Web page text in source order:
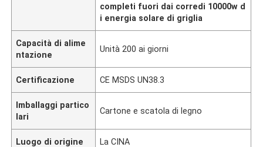
completi fuori dai corredi 10000w d
i energia solare di griglia
Capacità di alime
ntazione
Unità 200 ai giorni
Certificazione CE MSDS UN38.3
Imballaggi partico
lari
Cartone e scatola di legno
Luogo di origine La CINA